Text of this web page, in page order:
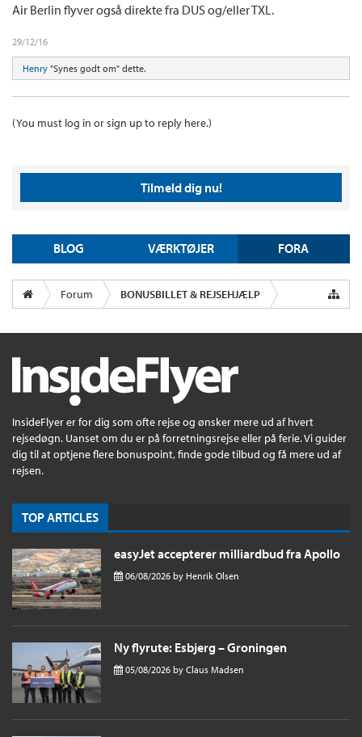
Air Berlin flyver også direkte fra DUS og/eller TXL.
29/12/16
Henry "Synes godt om" dette.
(You must log in or sign up to reply here.)
Tilmeld dig nu!
BLOG VÆRKTØJER FORA
Forum BONUSBILLET & REJSEHJÆLP
InsideFlyer er for dig som ofte rejse og ønsker mere ud af hvert
rejsedøgn. Uanset om du er på forretningsrejse eller på ferie. Vi guider
dig til at optjene flere bonuspoint, finde gode tilbud og få mere ud af
rejsen.
TOP ARTICLES
easyJet accepterer milliardbud fra Apollo
06/08/2026 by Henrik Olsen
Ny flyrute: Esbjerg – Groningen
05/08/2026 by Claus Madsen